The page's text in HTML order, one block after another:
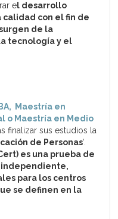
el desarrollo
con el fin de
de la
tecnología y el
Maestría en
o Maestría en Medio
finalizar sus estudios la
de Personas‘.
es una prueba de
independiente,
para los centros
se definen en la